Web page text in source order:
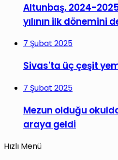
Altunbaş, 2024-
yılının ilk dönemini
7 Şubat 2025
Sivas'ta üç çeşit
7 Şubat 2025
Mezun olduğu
araya geldi
Hızlı Menü